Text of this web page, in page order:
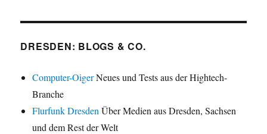
DRESDEN: BLOGS & CO.
Computer-OigerNeues und Tests aus der Hightech-
Branche
Flurfunk Dresden Über Medien aus Dresden, Sachsen
und dem Rest der Welt